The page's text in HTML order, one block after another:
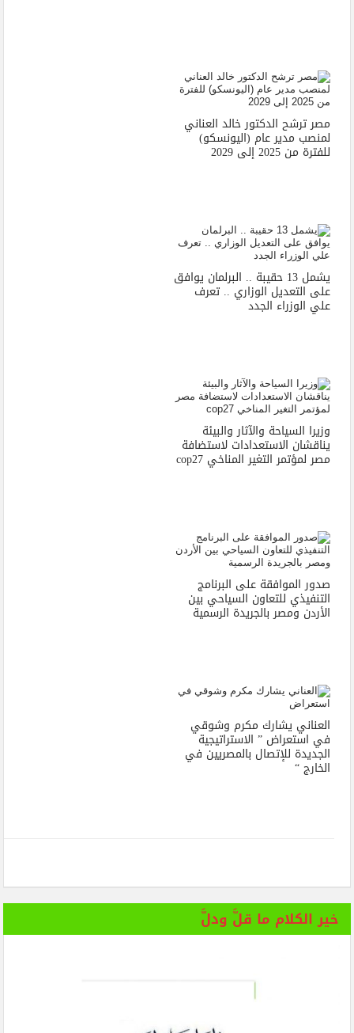
مصر ترشح الدكتور خالد العناني
لمنصب مدير عام (اليونسكو)
للفترة من 2025 إلى 2029
يشمل 13 حقيبة .. البرلمان يوافق
على التعديل الوزاري .. تعرف
علي الوزراء الجدد
وزيرا السياحة والآثار والبيئة
يناقشان الاستعدادات لاستضافة
مصر لمؤتمر التغير المناخي cop27
صدور الموافقة على البرنامج
التنفيذي للتعاون السياحي بين
الأردن ومصر بالجريدة الرسمية
العناني يشارك مكرم وشوقي
في استعراض ” الاستراتيجية
الجديدة للإتصال بالمصريين في
الخارج “
خير الكلام ما قلَّ ودلَّ